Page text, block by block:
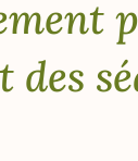
des